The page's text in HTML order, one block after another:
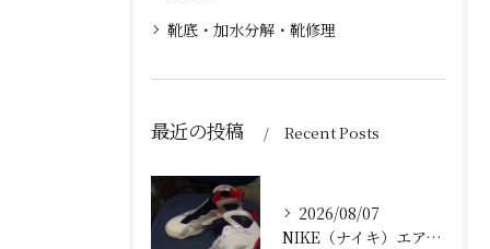
靴底・加水分解・靴修理
最近の投稿 Recent Posts
2026/08/07
NIKE（ナイキ）エアジョーダン7の加水分解修理！ミッドソール交換とオパンケ縫い補強で復活させるプロの技